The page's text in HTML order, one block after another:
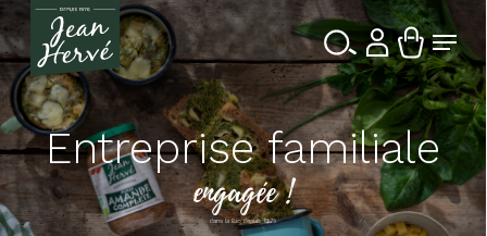
Passer
au
contenu
principalRecherche
de
produits
Menu
Entreprise familiale
engagée !
dans la Bio depuis 1976
le
menu